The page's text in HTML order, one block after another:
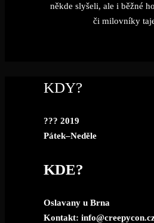
někde slyšeli, ale i běžné
či milovníky
KDY?
??? 2019
Pátek–Neděle
KDE?
Oslavany u Brna
Kontakt: